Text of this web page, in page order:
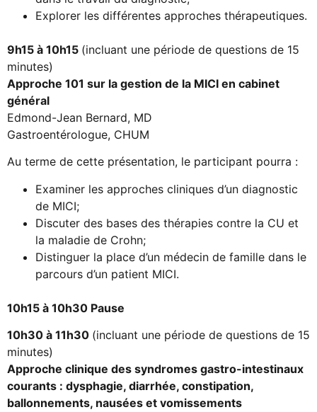
Explorer les différentes approches thérapeutiques.
9h15 à 10h15 (incluant une période de questions de 15
minutes)
Approche 101 sur la gestion de la MICI en cabinet
général
Edmond-Jean Bernard, MD
Gastroentérologue, CHUM
Au terme de cette présentation, le participant pourra :
Examiner les approches cliniques d’un diagnostic
de MICI;
Discuter des bases des thérapies contre la CU et
la maladie de Crohn;
Distinguer la place d’un médecin de famille dans le
parcours d’un patient MICI.
10h15 à 10h30 Pause
10h30 à 11h30 (incluant une période de questions de 15
minutes)
Approche clinique des syndromes gastro-intestinaux
courants : dysphagie, diarrhée, constipation,
ballonnements, nausées et vomissements